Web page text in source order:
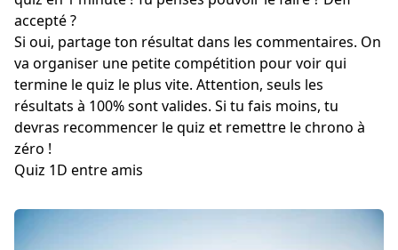
accepté ?
Si oui, partage ton résultat dans les commentaires. On
va organiser une petite compétition pour voir qui
termine le quiz le plus vite. Attention, seuls les
résultats à 100% sont valides. Si tu fais moins, tu
devras recommencer le quiz et remettre le chrono à
zéro !
Quiz 1D entre amis